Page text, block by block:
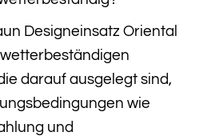
Designeinsatz Oriental
darauf ausgelegt sind,
wie
und